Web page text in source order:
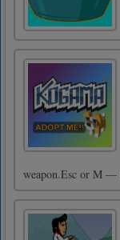
weapon.Esc or M